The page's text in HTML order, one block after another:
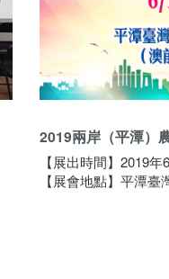
2019兩岸（平潭）
【展出時間】2019
【展會地點】平潭